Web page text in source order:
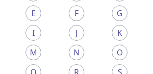
E
F G
I
J K
M
N O